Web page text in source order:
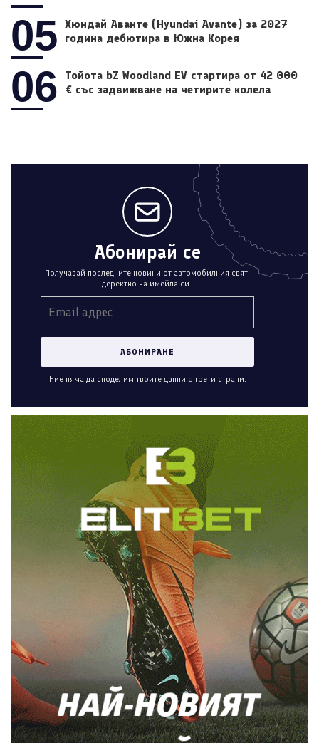
05
Хюндай Аванте (Hyundai Avante) за 2027
година дебютира в Южна Корея
06
Тойота bZ Woodland EV стартира от 42 000
€ със задвижване на четирите колела
Абонирай се
Получавай последните новини от автомобилния свят
деректно на имейла си.
Ние няма да споделим твоите данни с трети страни.